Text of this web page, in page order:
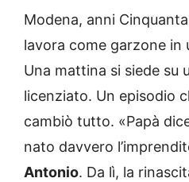
Modena, anni
lavora come garzone in
Una mattina si siede su
licenziato. Un episodio
cambiò tutto. «Papà
nato davvero
Antonio. Da lì, la